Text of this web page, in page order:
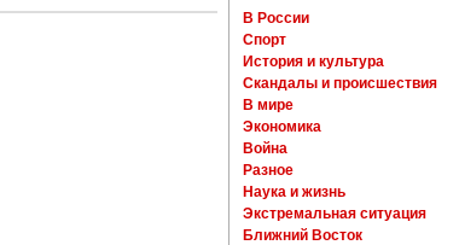
В России
Спорт
История и культура
Скандалы и происшествия
В мире
Экономика
Война
Разное
Наука и жизнь
Экстремальная ситуация
Ближний Восток